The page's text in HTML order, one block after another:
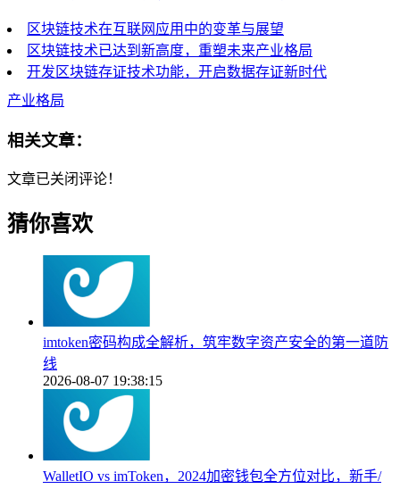
区块链技术在互联网应用中的变革与展望
区块链技术已达到新高度，重塑未来产业格局
开发区块链存证技术功能，开启数据存证新时代
产业格局
相关文章：
文章已关闭评论！
猜你喜欢
imtoken密码构成全解析，筑牢数字资产安全的第一道防
线
2026-08-07 19:38:15
WalletIO vs imToken，2024加密钱包全方位对比，新手/